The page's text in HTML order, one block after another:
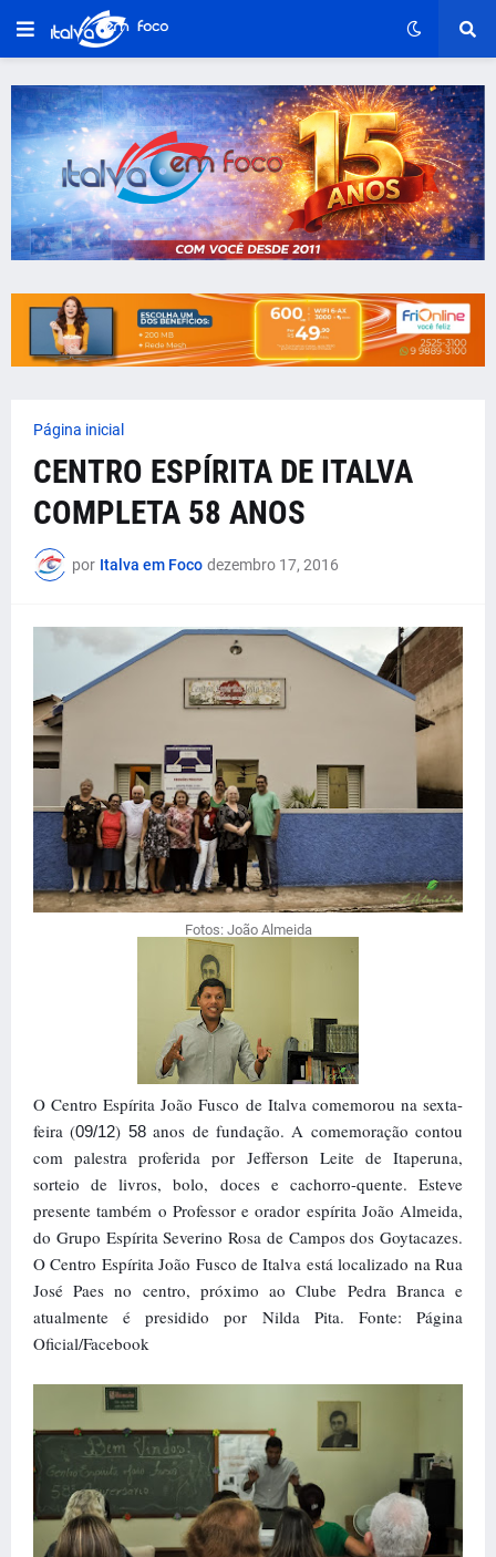
Página inicial
CENTRO ESPÍRITA DE ITALVA
COMPLETA 58 ANOS
por Italva em Foco dezembro 17, 2016
Fotos: João Almeida
O Centro Espírita João Fusco de Italva comemorou na sexta-
feira (09/12) 58anos de fundação. A comemoração contou
com palestra proferida por Jefferson Leite de Itaperuna,
sorteio de livros, bolo, doces e cachorro-quente. Esteve
presente também o Professor e orador espírita João Almeida,
do Grupo Espírita Severino Rosa de Campos dos Goytacazes.
O Centro Espírita João Fusco de Italva está localizado na Rua
José Paes no centro, próximo ao Clube Pedra Branca e
atualmente é presidido por Nilda Pita. Fonte: Página
Oficial/Facebook